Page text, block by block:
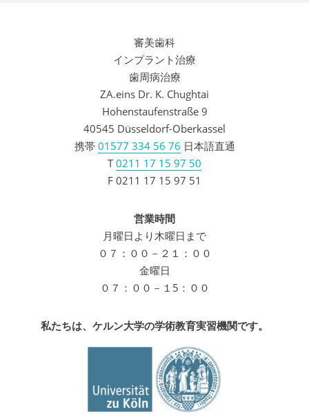
審美歯科
インプラント治療
歯周病治療
ZA.eins Dr. K. Chughtai
Hohenstaufenstraße 9
40545 Düsseldorf-Oberkassel
携帯 01577 334 56 76 日本語直通
T0211 17 15 97 50
F 0211 17 15 97 51
営業時間
月曜日より木曜日まで
０７：００－２１：００
金曜日
０７：００－１5：００
私たちは、ケルン大学の学術教育実習機関です。